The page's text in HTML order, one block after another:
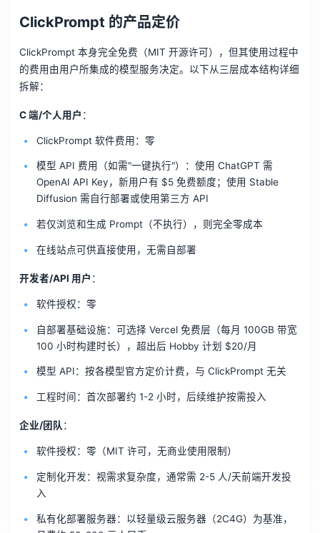
ClickPrompt 的产品定价
ClickPrompt 本身完全免费（MIT 开源许可），但其使用过程中
的费用由用户所集成的模型服务决定。以下从三层成本结构详细
拆解：
C 端/个人用户 ：
ClickPrompt 软件费用：零
模型 API 费用（如需"一键执行"）：使用 ChatGPT 需
OpenAI API Key，新用户有 $5 免费额度；使用 Stable
Diffusion 需自行部署或使用第三方 API
若仅浏览和生成 Prompt（不执行），则完全零成本
在线站点可供直接使用，无需自部署
开发者/API 用户 ：
软件授权：零
自部署基础设施：可选择 Vercel 免费层（每月 100GB 带宽
100 小时构建时长），超出后 Hobby 计划 $20/月
模型 API：按各模型官方定价计费，与 ClickPrompt 无关
工程时间：首次部署约 1-2 小时，后续维护按需投入
企业/团队：
软件授权：零（MIT 许可，无商业使用限制）
定制化开发：视需求复杂度，通常需 2-5 人/天前端开发投
入
私有化部署服务器：以轻量级云服务器（2C4G）为基准，